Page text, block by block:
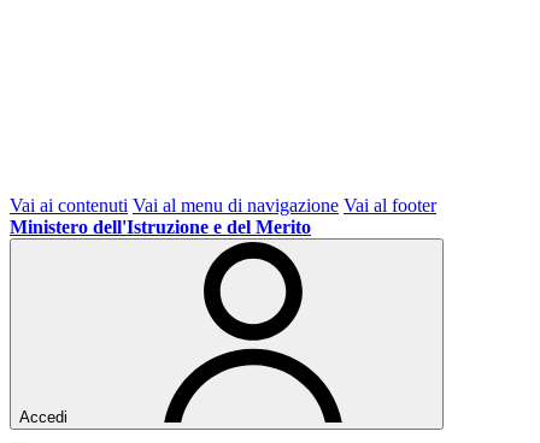
Vai ai contenuti Vai al menu di navigazione Vai al footer
Ministero dell'Istruzione e del Merito
Accedi